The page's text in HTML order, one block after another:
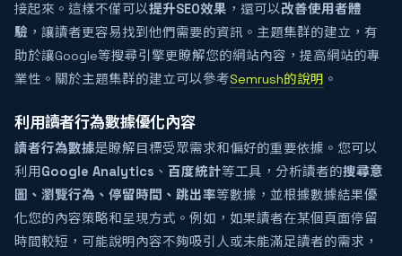
接起來。這樣不僅可以提升SEO效果 ，還可以改善使用者體
驗 ，讓讀者更容易找到他們需要的資訊。主題集群的建立，有
助於讓Google等搜尋引擎更瞭解您的網站內容，提高網站的專
業性。關於主題集群的建立可以參考Semrush的說明 。
利用讀者行為數據優化內容
讀者行為數據是瞭解目標受眾需求和偏好的重要依據。您可以
利用Google Analytics 、 百度統計等工具，分析讀者的搜尋意
圖、瀏覽行為、停留時間、跳出率等數據，並根據數據結果優
化您的內容策略和呈現方式。例如，如果讀者在某個頁面停留
時間較短，可能說明內容不夠吸引人或未能滿足讀者的需求，